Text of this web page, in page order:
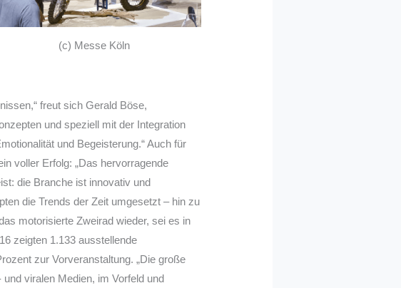
(c) Messe Köln
freut sich Gerald Böse,
und speziell mit der Integration
und Begeisterung.“ Auch für
voller Erfolg: „Das hervorragende
die Branche ist innovativ und
die Trends der Zeit umgesetzt – hin zu
motorisierte Zweirad wieder, sei es in
zeigten 1.133 ausstellende
zur Vorveranstaltung. „Die große
viralen Medien, im Vorfeld und